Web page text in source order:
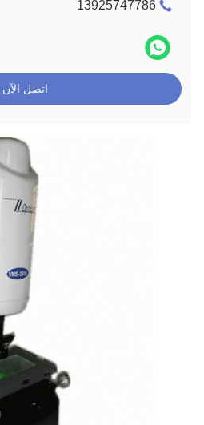
13925747786
اتصل الآن